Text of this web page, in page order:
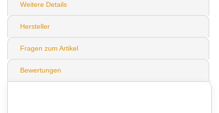
Weitere Details
Hersteller
Fragen zum Artikel
Bewertungen